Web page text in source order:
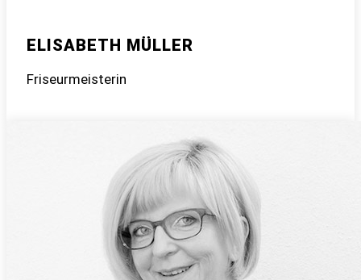
ELISABETH MÜLLER
Friseurmeisterin